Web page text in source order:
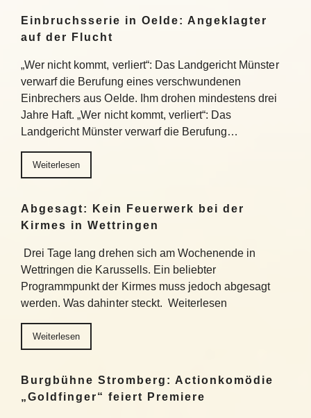
Einbruchsserie in Oelde: Angeklagter
auf der Flucht
„Wer nicht kommt, verliert“: Das Landgericht Münster
verwarf die Berufung eines verschwundenen
Einbrechers aus Oelde. Ihm drohen mindestens drei
Jahre Haft. „Wer nicht kommt, verliert“: Das
Landgericht Münster verwarf die Berufung…
Weiterlesen
Abgesagt: Kein Feuerwerk bei der
Kirmes in Wettringen
Drei Tage lang drehen sich am Wochenende in
Wettringen die Karussells. Ein beliebter
Programmpunkt der Kirmes muss jedoch abgesagt
werden. Was dahinter steckt. Weiterlesen
Weiterlesen
Burgbühne Stromberg: Actionkomödie
„Goldfinger“ feiert Premiere